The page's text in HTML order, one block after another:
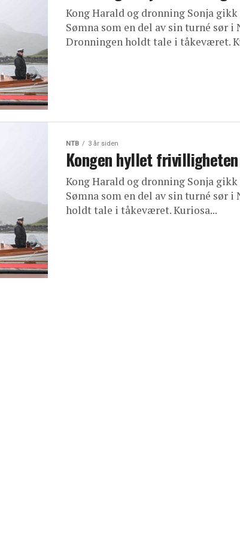
Kong Harald og dronning Sonja
Sømna som en del av sin turné sør i
Dronningen holdt tale i tåkeværet.
NTB 3 år siden
Kongen hyllet frivilligheten
Kong Harald og dronning Sonja
Sømna som en del av sin turné sør i
holdt tale i tåkeværet. Kuriosa...